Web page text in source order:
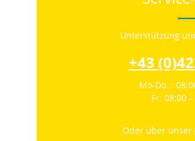
Unterstützung
+43
Mo-Do. :
Fr: 08:00
Oder über unser